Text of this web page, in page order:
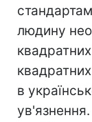
людину
в